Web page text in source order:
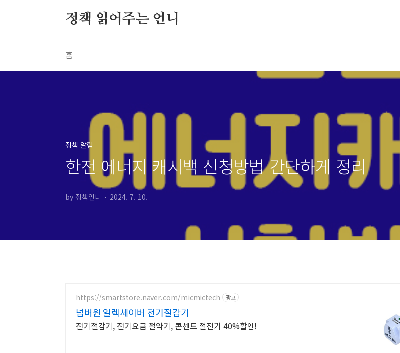
정책 읽어주는 언니
홈
정책 알림
한전 에너지 캐시백 신청방법 간단하게 정리
by 정책언니 2024. 7. 10.
https://smartstore.naver.com/micmictech 광고
넘버원 일렉세이버 전기절감기
전기절감기, 전기요금 절약기, 콘센트 절전기 40%할인!